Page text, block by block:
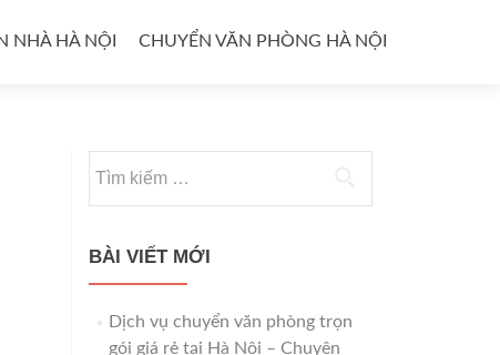
NHÀ HÀ NỘI CHUYỂN VĂN PHÒNG HÀ NỘI
kiếm
BÀI VIẾT MỚI
Dịch vụ chuyển văn phòng trọn
gói giá rẻ tại Hà Nội – Chuyên